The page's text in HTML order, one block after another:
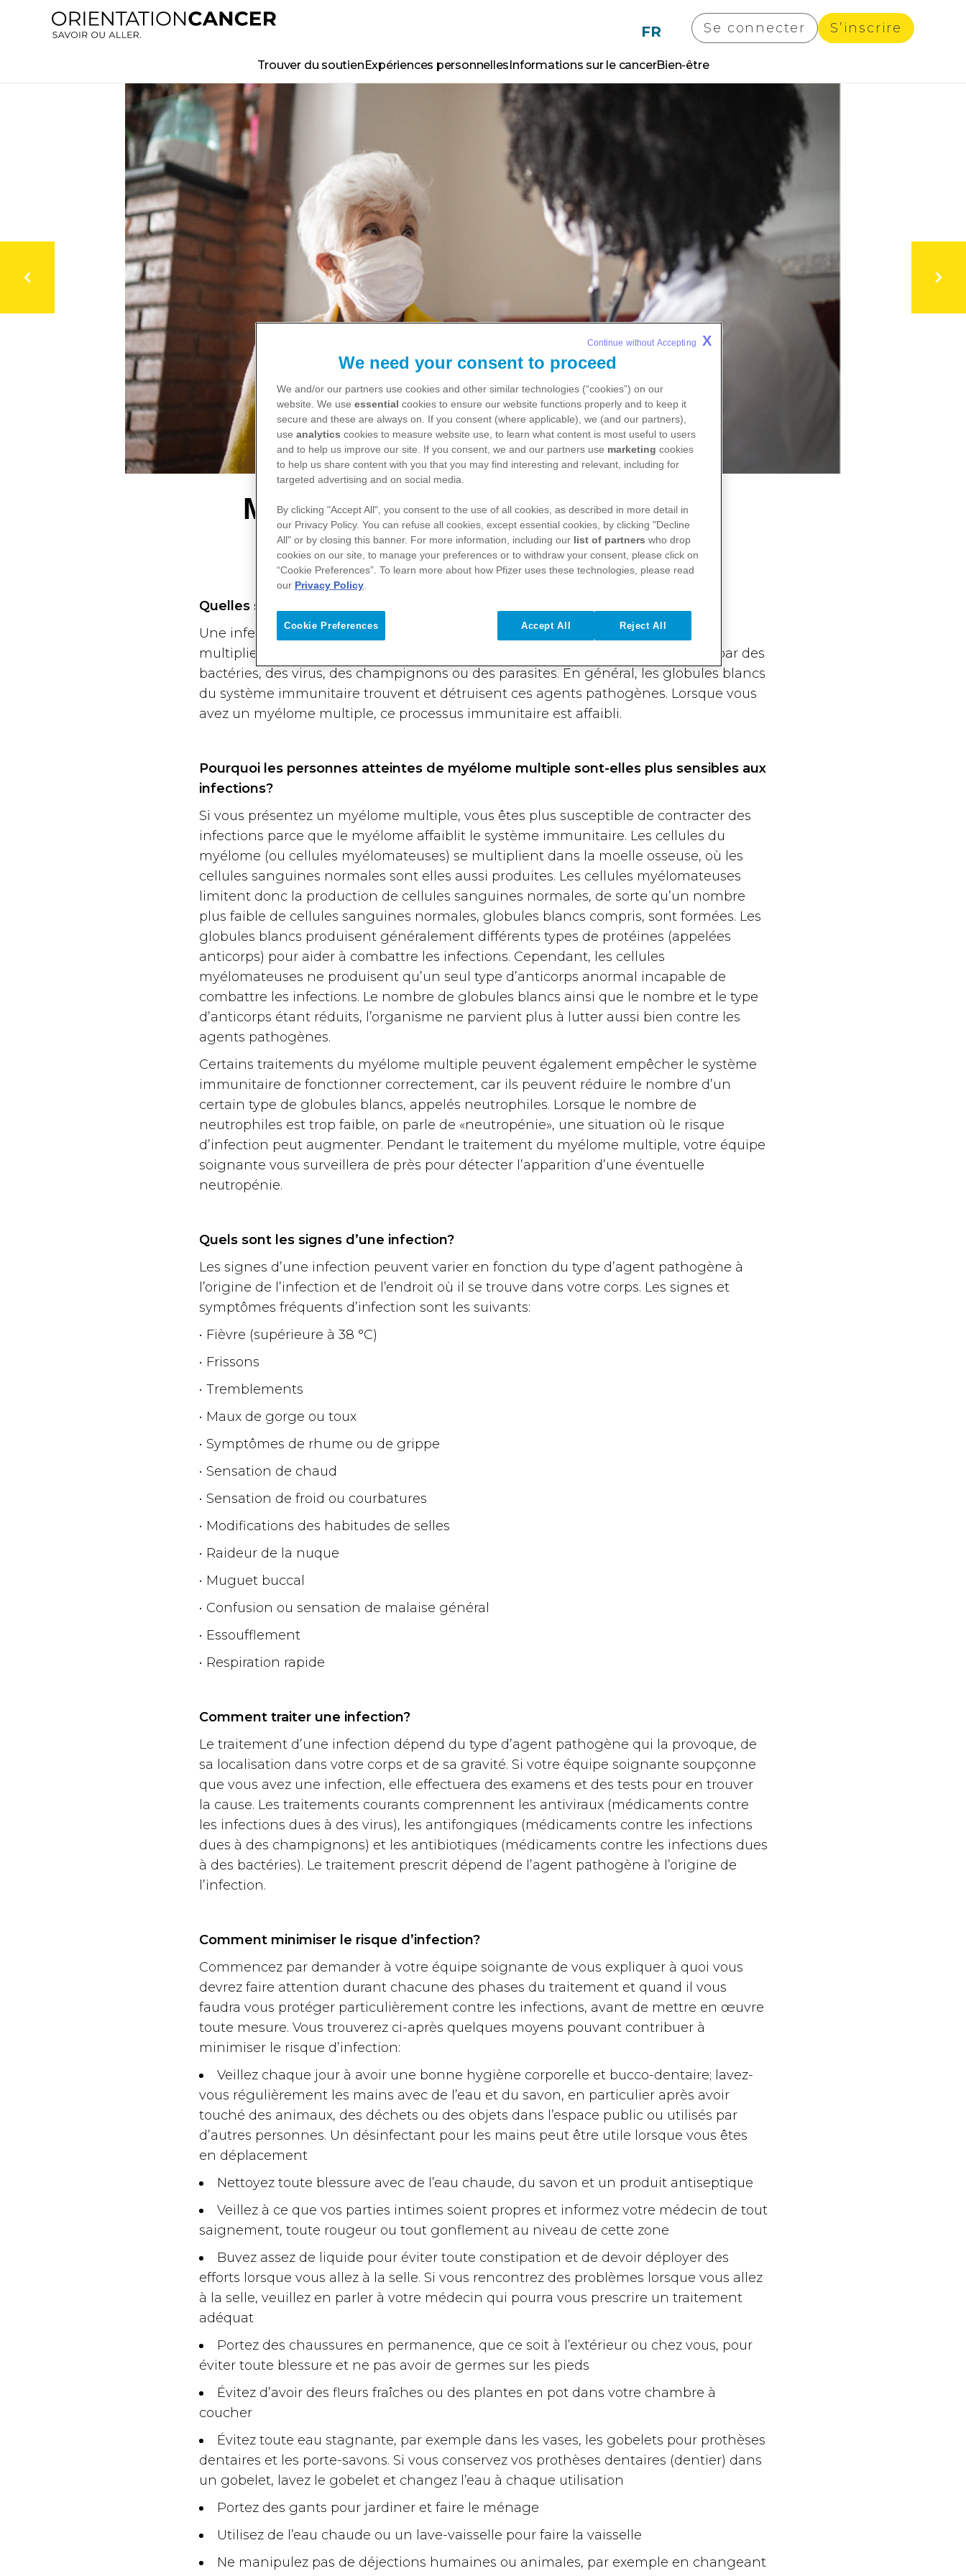
Se connecter S’inscrire
FR
Trouver du soutienExpériences personnellesInformations sur le cancerBien-être
Myélome multiple: gérer le risque
d’infection
Quelles sont les causes d’une infection en cas de myélome multiple?
Une infection survient lorsqu’un agent pathogène pénètre dans le corps et s’y
multiplie, provoquant parfois une maladie. Les infections peuvent être causées par des
bactéries, des virus, des champignons ou des parasites. En général, les globules blancs
du système immunitaire trouvent et détruisent ces agents pathogènes. Lorsque vous
avez un myélome multiple, ce processus immunitaire est affaibli.
Pourquoi les personnes atteintes de myélome multiple sont-elles plus sensibles aux
infections?
Si vous présentez un myélome multiple, vous êtes plus susceptible de contracter des
infections parce que le myélome affaiblit le système immunitaire. Les cellules du
myélome (ou cellules myélomateuses) se multiplient dans la moelle osseuse, où les
cellules sanguines normales sont elles aussi produites. Les cellules myélomateuses
limitent donc la production de cellules sanguines normales, de sorte qu’un nombre
plus faible de cellules sanguines normales, globules blancs compris, sont formées. Les
globules blancs produisent généralement différents types de protéines (appelées
anticorps) pour aider à combattre les infections. Cependant, les cellules
myélomateuses ne produisent qu’un seul type d’anticorps anormal incapable de
combattre les infections. Le nombre de globules blancs ainsi que le nombre et le type
d’anticorps étant réduits, l’organisme ne parvient plus à lutter aussi bien contre les
agents pathogènes.
Certains traitements du myélome multiple peuvent également empêcher le système
immunitaire de fonctionner correctement, car ils peuvent réduire le nombre d’un
certain type de globules blancs, appelés neutrophiles. Lorsque le nombre de
neutrophiles est trop faible, on parle de «neutropénie», une situation où le risque
d’infection peut augmenter. Pendant le traitement du myélome multiple, votre équipe
soignante vous surveillera de près pour détecter l’apparition d’une éventuelle
neutropénie.
Quels sont les signes d’une infection?
Les signes d’une infection peuvent varier en fonction du type d’agent pathogène à
l’origine de l’infection et de l’endroit où il se trouve dans votre corps. Les signes et
symptômes fréquents d’infection sont les suivants:
• Fièvre (supérieure à 38 °C)
• Frissons
• Tremblements
• Maux de gorge ou toux
• Symptômes de rhume ou de grippe
• Sensation de chaud
• Sensation de froid ou courbatures
• Modifications des habitudes de selles
• Raideur de la nuque
• Muguet buccal
• Confusion ou sensation de malaise général
• Essoufflement
• Respiration rapide
Comment traiter une infection?
Le traitement d’une infection dépend du type d’agent pathogène qui la provoque, de
sa localisation dans votre corps et de sa gravité. Si votre équipe soignante soupçonne
que vous avez une infection, elle effectuera des examens et des tests pour en trouver
la cause. Les traitements courants comprennent les antiviraux (médicaments contre
les infections dues à des virus), les antifongiques (médicaments contre les infections
dues à des champignons) et les antibiotiques (médicaments contre les infections dues
à des bactéries). Le traitement prescrit dépend de l’agent pathogène à l’origine de
l’infection.
Comment minimiser le risque d’infection?
Commencez par demander à votre équipe soignante de vous expliquer à quoi vous
devrez faire attention durant chacune des phases du traitement et quand il vous
faudra vous protéger particulièrement contre les infections, avant de mettre en œuvre
toute mesure. Vous trouverez ci-après quelques moyens pouvant contribuer à
minimiser le risque d’infection:
Veillez chaque jour à avoir une bonne hygiène corporelle et bucco-dentaire; lavez-
vous régulièrement les mains avec de l’eau et du savon, en particulier après avoir
touché des animaux, des déchets ou des objets dans l’espace public ou utilisés par
d’autres personnes. Un désinfectant pour les mains peut être utile lorsque vous êtes
en déplacement
Nettoyez toute blessure avec de l’eau chaude, du savon et un produit antiseptique
Veillez à ce que vos parties intimes soient propres et informez votre médecin de tout
saignement, toute rougeur ou tout gonflement au niveau de cette zone
Buvez assez de liquide pour éviter toute constipation et de devoir déployer des
efforts lorsque vous allez à la selle. Si vous rencontrez des problèmes lorsque vous allez
à la selle, veuillez en parler à votre médecin qui pourra vous prescrire un traitement
adéquat
Portez des chaussures en permanence, que ce soit à l’extérieur ou chez vous, pour
éviter toute blessure et ne pas avoir de germes sur les pieds
Évitez d’avoir des fleurs fraîches ou des plantes en pot dans votre chambre à
coucher
Évitez toute eau stagnante, par exemple dans les vases, les gobelets pour prothèses
dentaires et les porte-savons. Si vous conservez vos prothèses dentaires (dentier) dans
un gobelet, lavez le gobelet et changez l’eau à chaque utilisation
Portez des gants pour jardiner et faire le ménage
Utilisez de l’eau chaude ou un lave-vaisselle pour faire la vaisselle
Ne manipulez pas de déjections humaines ou animales, par exemple en changeant
We need your consent to proceed
We and/or our partners use cookies and other similar technologies (“cookies”) on our
website. We use essential cookies to ensure our website functions properly and to keep it
secure and these are always on. If you consent (where applicable), we (and our partners),
use analytics cookies to measure website use, to learn what content is most useful to users
and to help us improve our site. If you consent, we and our partners use marketing cookies
to help us share content with you that you may find interesting and relevant, including for
targeted advertising and on social media.
By clicking "Accept All", you consent to the use of all cookies, as described in more detail in
our Privacy Policy. You can refuse all cookies, except essential cookies, by clicking "Decline
All" or by closing this banner. For more information, including our list of partners who drop
cookies on our site, to manage your preferences or to withdraw your consent, please click on
“Cookie Preferences”. To learn more about how Pfizer uses these technologies, please read
our Privacy Policy.
Cookie Preferences Reject All
Accept All
Continue without Accepting X